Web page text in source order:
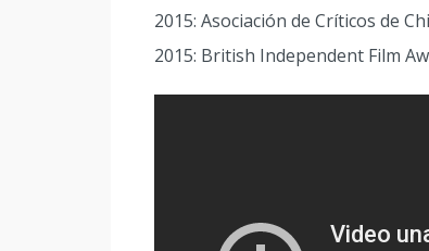
2015: Asociación de Críticos de
2015: British Independent Film